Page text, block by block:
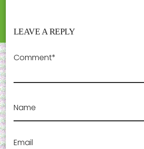
LEAVE A REPLY
Comment*
Name
Email